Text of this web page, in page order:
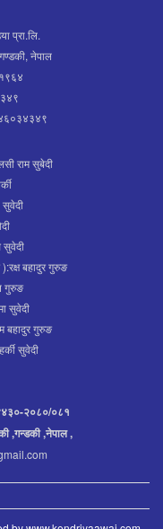
प्रा.लि.
नेपाल
राम सुबेदी
सुवेदी
बहादुर गुरुङ
गुरुङ
सुवेदी
बहादुर गुरुङ
सुवेदी
४४३०-२०८०/०८१
,गन्डकी ,नेपाल ,